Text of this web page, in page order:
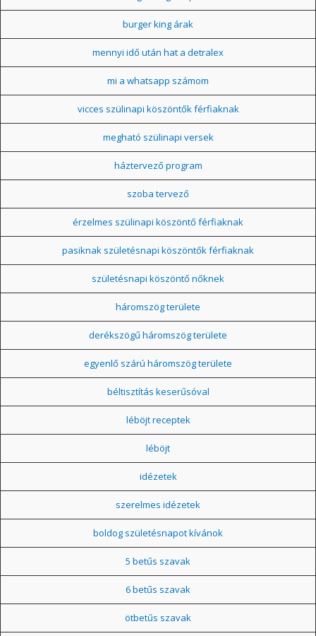
burger king árak
mennyi idő után hat a detralex
mi a whatsapp számom
vicces szülinapi köszöntők férfiaknak
megható szülinapi versek
háztervező program
szoba tervező
érzelmes szülinapi köszöntő férfiaknak
pasiknak születésnapi köszöntők férfiaknak
születésnapi köszöntő nőknek
háromszög területe
derékszögű háromszög területe
egyenlő szárú háromszög területe
béltisztítás keserűsóval
léböjt receptek
léböjt
idézetek
szerelmes idézetek
boldog születésnapot kívánok
5 betűs szavak
6 betűs szavak
ötbetűs szavak